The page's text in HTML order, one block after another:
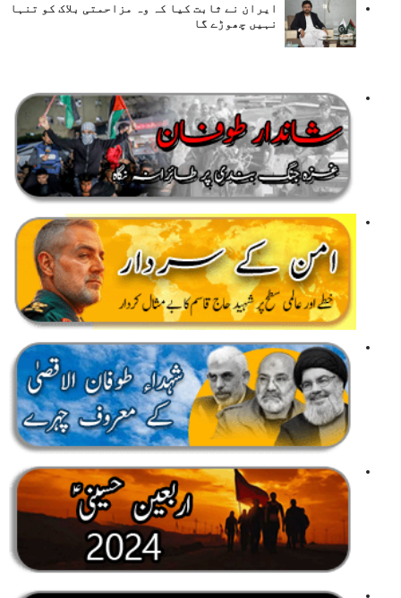
ایران نے ثابت کیا کہ وہ مزاحمتی بلاک کو تنہا
نہیں چھوڑے گا